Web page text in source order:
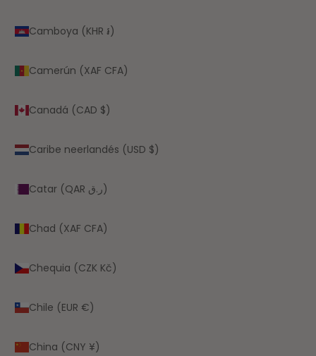
Camboya (KHR ៛)
Camerún (XAF CFA)
Canadá (CAD $)
Caribe neerlandés (USD $)
Catar (QAR ر.ق)
Chad (XAF CFA)
Chequia (CZK Kč)
Chile (EUR €)
China (CNY ¥)